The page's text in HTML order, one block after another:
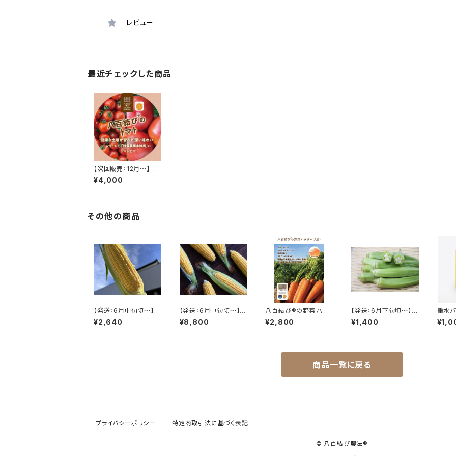
レビュー
最近チェックした商品
【次回販売：12月～】八
百結びのトマト（大玉・ミ
ニセット）
¥4,000
その他の商品
【発送：6月中旬頃～】
八百結びのとうもろこし
【6本】≪（冷蔵便）／期
¥2,640
【発送：6月中旬頃～】
八百結びのとうもろこし
【20本】≪（冷蔵便）／
¥8,800
八百結び®️の野菜パウ
ダー（人参）7包セット
¥2,800
【発送：6月下旬頃～】八
百結びのオクラ【600g
（55本～70本）】
¥1,400
垂水
ジュ
0g）【
商品一覧に戻る
プライバシーポリシー 特定商取引法に基づく表記
© 八百結び農法®